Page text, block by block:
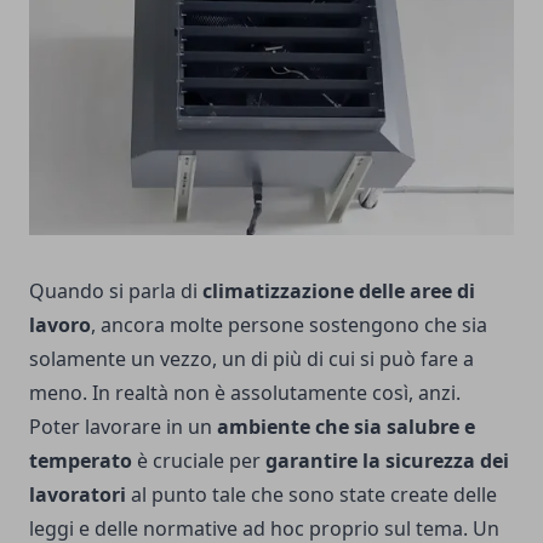
Quando si parla di climatizzazione delle aree di
lavoro, ancora molte persone sostengono che sia
solamente un vezzo, un di più di cui si può fare a
meno. In realtà non è assolutamente così, anzi.
Poter lavorare in un ambiente che sia salubre e
temperato è cruciale pergarantire la sicurezza dei
lavoratori al punto tale che sono state create delle
leggi e delle normative ad hoc proprio sul tema. Un